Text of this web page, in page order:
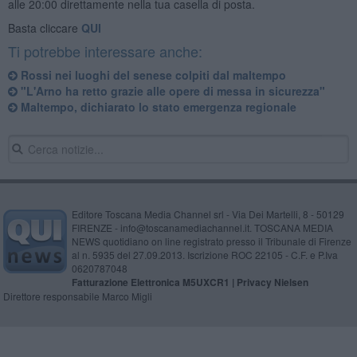
alle 20:00 direttamente nella tua casella di posta.
Basta cliccare QUI
Ti potrebbe interessare anche:
Rossi nei luoghi del senese colpiti dal maltempo
"L'Arno ha retto grazie alle opere di messa in sicurezza"
Maltempo, dichiarato lo stato emergenza regionale
Editore Toscana Media Channel srl - Via Dei Martelli, 8 - 50129
FIRENZE - info@toscanamediachannel.it. TOSCANA MEDIA
NEWS quotidiano on line registrato presso il Tribunale di Firenze
al n. 5935 del 27.09.2013. Iscrizione ROC 22105 - C.F. e P.Iva
0620787048
Fatturazione Elettronica M5UXCR1 | Privacy Nielsen
Direttore responsabile Marco Migli